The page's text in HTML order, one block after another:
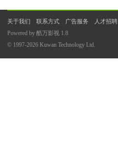
关于我们 联系方式 广告服务 人才招聘
Powered by 酷万影视 1.8
© 1997-2026 Kuwan Technology Ltd.